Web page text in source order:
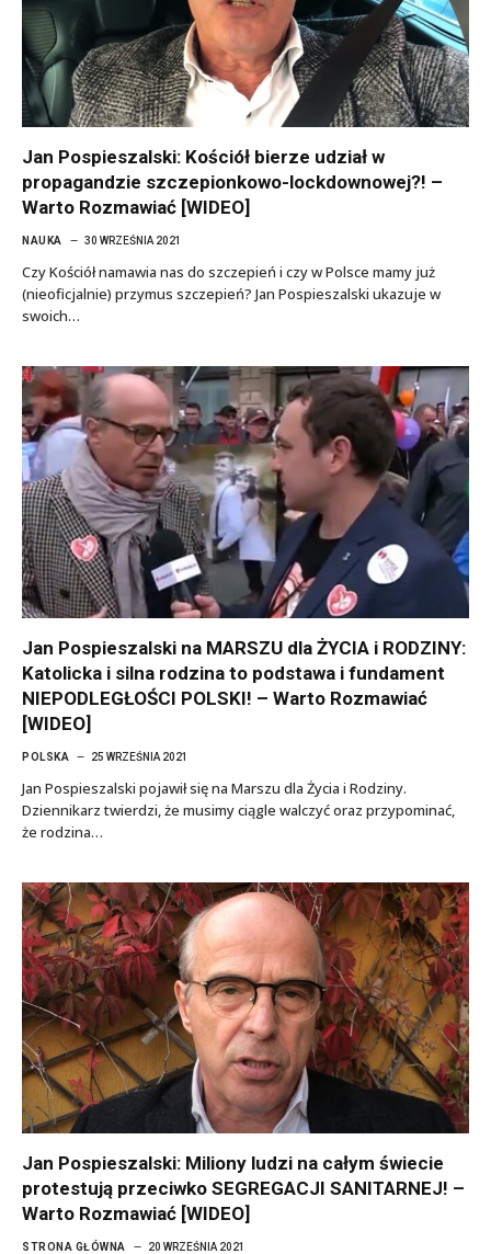
Jan Pospieszalski: Kościół bierze udział w
propagandzie szczepionkowo-lockdownowej?! –
Warto Rozmawiać [WIDEO]
NAUKA 30 WRZEŚNIA 2021
Czy Kościół namawia nas do szczepień i czy w Polsce mamy już
(nieoficjalnie) przymus szczepień? Jan Pospieszalski ukazuje w
swoich…
Jan Pospieszalski na MARSZU dla ŻYCIA i RODZINY:
Katolicka i silna rodzina to podstawa i fundament
NIEPODLEGŁOŚCI POLSKI! – Warto Rozmawiać
[WIDEO]
POLSKA 25 WRZEŚNIA 2021
Jan Pospieszalski pojawił się na Marszu dla Życia i Rodziny.
Dziennikarz twierdzi, że musimy ciągle walczyć oraz przypominać,
że rodzina…
Jan Pospieszalski: Miliony ludzi na całym świecie
protestują przeciwko SEGREGACJI SANITARNEJ! –
Warto Rozmawiać [WIDEO]
STRONA GŁÓWNA 20 WRZEŚNIA 2021